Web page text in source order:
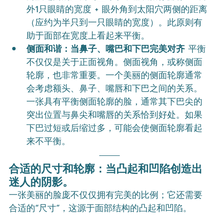
外1只眼睛的宽度 + 眼外角到太阳穴两侧的距离
（应约为半只到一只眼睛的宽度）。此原则有
助于面部在宽度上看起来平衡。
侧面和谐：当鼻子、嘴巴和下巴完美对齐 平衡
不仅仅是关于正面视角。侧面视角，或称侧面
轮廓，也非常重要。一个美丽的侧面轮廓通常
会考虑额头、鼻子、嘴唇和下巴之间的关系。
一张具有平衡侧面轮廓的脸，通常其下巴尖的
突出位置与鼻尖和嘴唇的关系恰到好处。如果
下巴过短或后缩过多，可能会使侧面轮廓看起
来不平衡。
合适的尺寸和轮廓：当凸起和凹陷创造出
迷人的阴影。
一张美丽的脸庞不仅仅拥有完美的比例；它还需要
合适的“尺寸”，这源于面部结构的凸起和凹陷。